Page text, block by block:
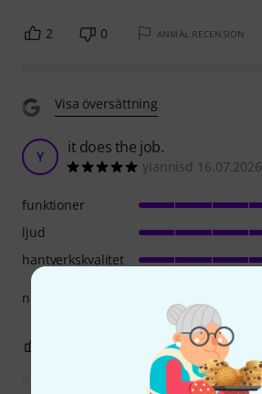
2 0 ANMÄL RECENSION
Visa översättning
Y it does the job.
yiannisd 16.07.2026
nice mic it does the job.
funktioner
ljud
hantverkskvalitet
ANMÄL RECENSION